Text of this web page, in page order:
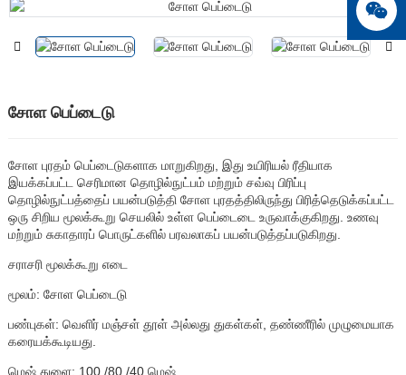
சோள பெப்டைடு
சோள புரதம் பெப்டைடுகளாக மாறுகிறது, இது உயிரியல் ரீதியாக
இயக்கப்பட்ட செரிமான தொழில்நுட்பம் மற்றும் சவ்வு பிரிப்பு
தொழில்நுட்பத்தைப் பயன்படுத்தி சோள புரதத்திலிருந்து பிரித்தெடுக்கப்பட்ட
ஒரு சிறிய மூலக்கூறு செயலில் உள்ள பெப்டைடை உருவாக்குகிறது. உணவு
மற்றும் சுகாதாரப் பொருட்களில் பரவலாகப் பயன்படுத்தப்படுகிறது.
சராசரி மூலக்கூறு எடை
மூலம்: சோள பெப்டைடு
பண்புகள்: வெளிர் மஞ்சள் தூள் அல்லது துகள்கள், தண்ணீரில் முழுமையாக
கரையக்கூடியது.
மெஷ் துளை: 100 /80 /40 மெஷ்